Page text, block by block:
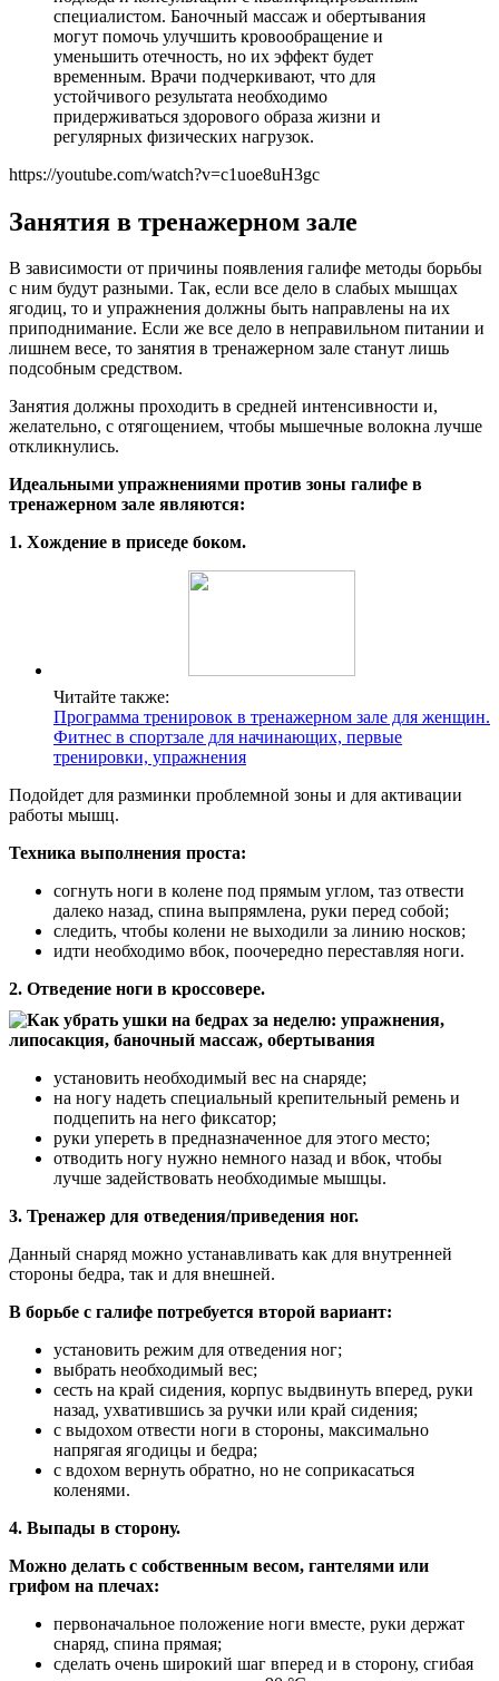
специалистом. Баночный массаж и обертывания
могут помочь улучшить кровообращение и
уменьшить отечность, но их эффект будет
временным. Врачи подчеркивают, что для
устойчивого результата необходимо
придерживаться здорового образа жизни и
регулярных физических нагрузок.
https://youtube.com/watch?v=c1uoe8uH3gc
Занятия в тренажерном зале
В зависимости от причины появления галифе методы борьбы
с ним будут разными. Так, если все дело в слабых мышцах
ягодиц, то и упражнения должны быть направлены на их
приподнимание. Если же все дело в неправильном питании и
лишнем весе, то занятия в тренажерном зале станут лишь
подсобным средством.
Занятия должны проходить в средней интенсивности и,
желательно, с отягощением, чтобы мышечные волокна лучше
откликнулись.
Идеальными упражнениями против зоны галифе в
тренажерном зале являются:
1. Хождение в приседе боком.
Читайте также:
Программа тренировок в тренажерном зале для женщин.
Фитнес в спортзале для начинающих, первые
тренировки, упражнения
Подойдет для разминки проблемной зоны и для активации
работы мышц.
Техника выполнения проста:
согнуть ноги в колене под прямым углом, таз отвести
далеко назад, спина выпрямлена, руки перед собой;
следить, чтобы колени не выходили за линию носков;
идти необходимо вбок, поочередно переставляя ноги.
2. Отведение ноги в кроссовере.
установить необходимый вес на снаряде;
на ногу надеть специальный крепительный ремень и
подцепить на него фиксатор;
руки упереть в предназначенное для этого место;
отводить ногу нужно немного назад и вбок, чтобы
лучше задействовать необходимые мышцы.
3. Тренажер для отведения/приведения ног.
Данный снаряд можно устанавливать как для внутренней
стороны бедра, так и для внешней.
В борьбе с галифе потребуется второй вариант:
установить режим для отведения ног;
выбрать необходимый вес;
сесть на край сидения, корпус выдвинуть вперед, руки
назад, ухватившись за ручки или край сидения;
с выдохом отвести ноги в стороны, максимально
напрягая ягодицы и бедра;
с вдохом вернуть обратно, но не соприкасаться
коленями.
4. Выпады в сторону.
Можно делать с собственным весом, гантелями или
грифом на плечах:
первоначальное положение ноги вместе, руки держат
снаряд, спина прямая;
сделать очень широкий шаг вперед и в сторону, сгибая